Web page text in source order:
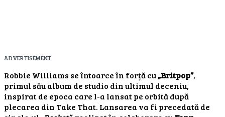
ADVERTISEMENT
Robbie Williams se întoarce în forță cu„Britpop”,
primul său album de studio din ultimul deceniu,
inspirat de epoca care l-a lansat pe orbită după
plecarea din Take That. Lansarea va fi precedată de